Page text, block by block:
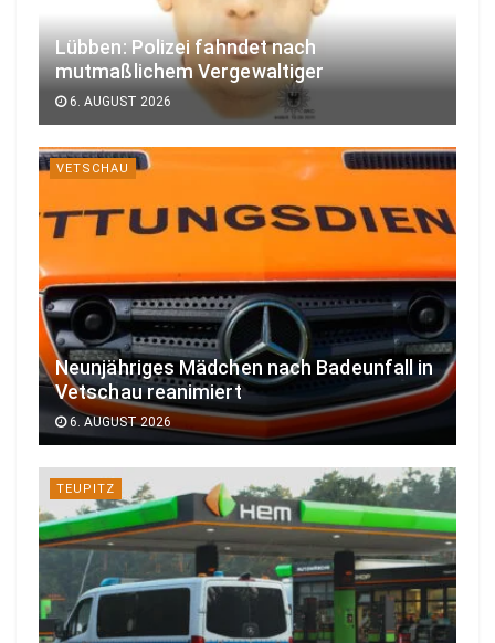
Lübben: Polizei fahndet nach
mutmaßlichem Vergewaltiger
6. AUGUST 2026
VETSCHAU
Neunjähriges Mädchen nach Badeunfall in
Vetschau reanimiert
6. AUGUST 2026
TEUPITZ